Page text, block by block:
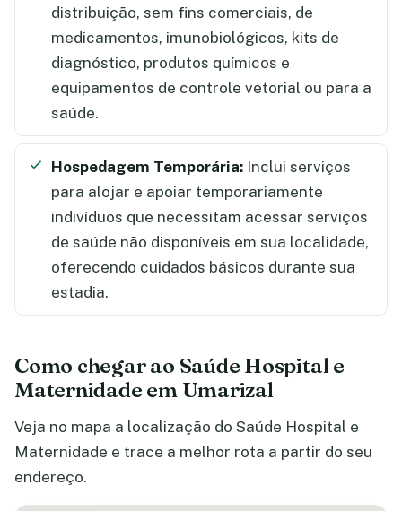
distribuição, sem fins comerciais, de
medicamentos, imunobiológicos, kits de
diagnóstico, produtos químicos e
equipamentos de controle vetorial ou para a
saúde.
Hospedagem Temporária: Inclui serviços
para alojar e apoiar temporariamente
indivíduos que necessitam acessar serviços
de saúde não disponíveis em sua localidade,
oferecendo cuidados básicos durante sua
estadia.
Como chegar ao Saúde Hospital e
Maternidade em Umarizal
Veja no mapa a localização do Saúde Hospital e
Maternidade e trace a melhor rota a partir do seu
endereço.